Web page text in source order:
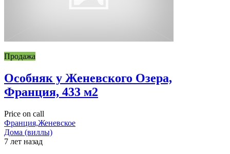
Продажа
Особняк у Женевского Озера,
Франция, 433 м2
Price on call
Франция,Женевское
Дома (виллы)
7 лет назад